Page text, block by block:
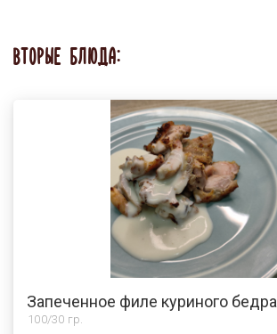
ВТОРЫЕ БЛЮДА:
Запеченное филе куриного бедра
100/30 гр.